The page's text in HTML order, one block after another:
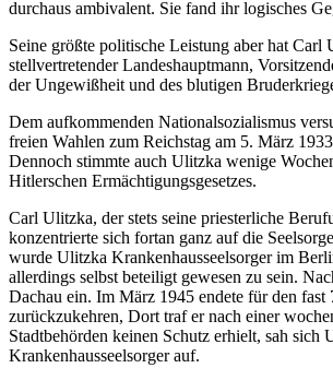
durchaus ambivalent. Sie fand ihr logisches
Seine größte politische Leistung aber hat
stellvertretender Landeshauptmann,
der Ungewißheit und des blutigen
Dem aufkommenden Nationalsozialismus
freien Wahlen zum Reichstag am 5. März
Dennoch stimmte auch Ulitzka wenige
Hitlerschen Ermächtigungsgesetzes.
Carl Ulitzka, der stets seine priesterliche
konzentrierte sich fortan ganz auf die
wurde Ulitzka Krankenhausseelsorger im
allerdings selbst beteiligt gewesen zu sein.
Dachau ein. Im März 1945 endete für den
zurückzukehren, Dort traf er nach einer
Stadtbehörden keinen Schutz erhielt, sah
Krankenhausseelsorger auf.